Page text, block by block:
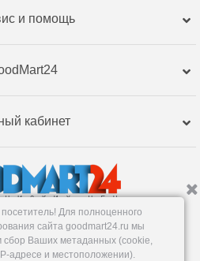
и помощь
кабинет
+79120359761
Магазин:
Артиллерийская, 124В
Пн-Вс: 10-19
Для полноценного
сайта goodmart24.ru мы
сбор Ваших метаданных (cookie,
адресе и местоположении).